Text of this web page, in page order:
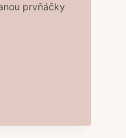
prvňáčky